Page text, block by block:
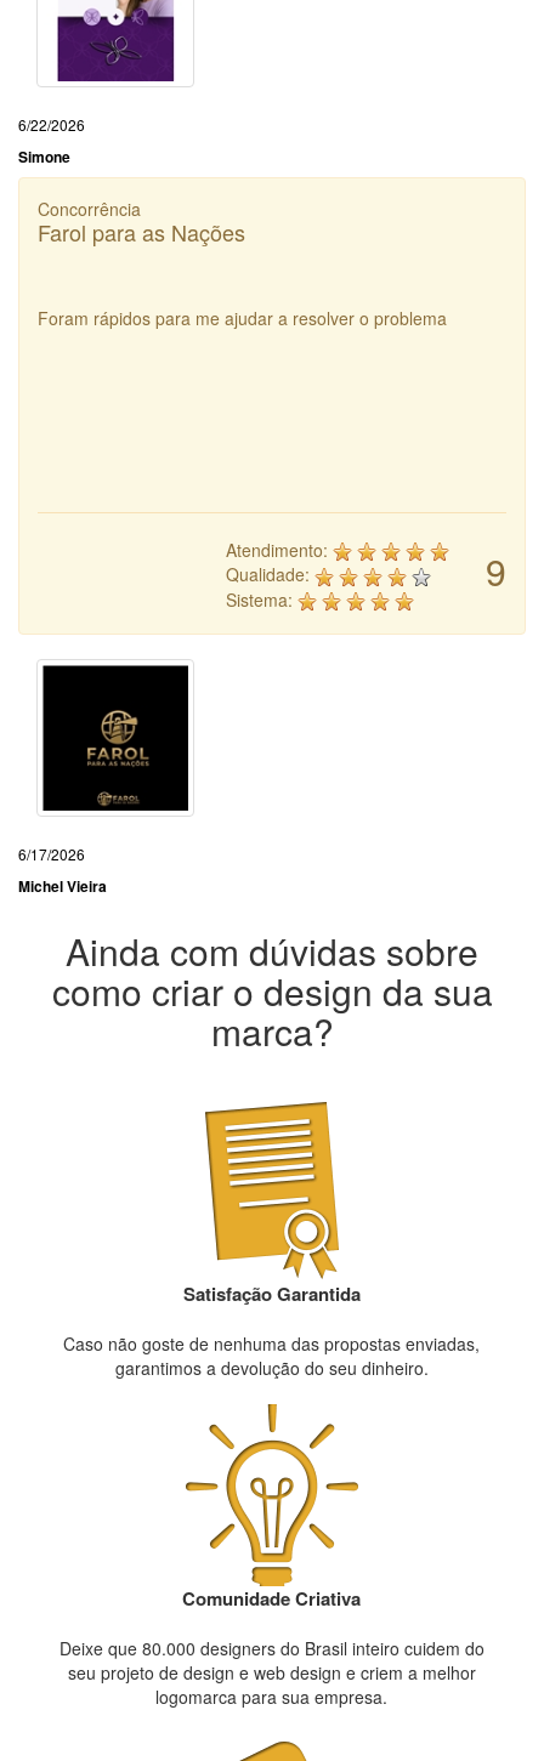
6/22/2026
Simone
Concorrência
Farol para as Nações
Foram rápidos para me ajudar a resolver o problema
9
Atendimento:
Qualidade:
Sistema:
6/17/2026
Michel Vieira
Ainda com dúvidas sobre
como criar o design da sua
marca?
Satisfação Garantida
Caso não goste de nenhuma das propostas enviadas,
garantimos a devolução do seu dinheiro.
Comunidade Criativa
Deixe que 80.000 designers do Brasil inteiro cuidem do
seu projeto de design e web design e criem a melhor
logomarca para sua empresa.